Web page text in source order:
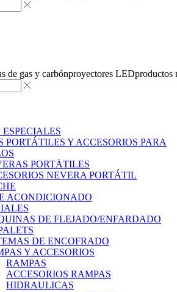
de gas y carbónproyectores LEDproductos
ESPECIALES
PORTÁTILES Y ACCESORIOS PARA
PORTÁTILES
NEVERA PORTÁTIL
ACONDICIONADO
DE FLEJADO/ENFARDADO
DE ENCOFRADO
Y ACCESORIOS
RAMPAS
ACCESORIOS RAMPAS
HIDRAULICAS